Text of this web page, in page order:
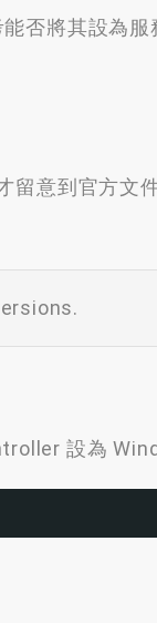
否將其設為服
意到官方文
設為